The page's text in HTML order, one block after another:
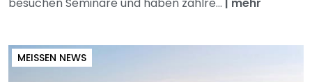
MEISSEN NEWS